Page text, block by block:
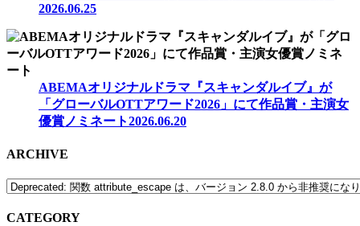
2026.06.25
ABEMAオリジナルドラマ『スキャンダルイブ』が
「グローバルOTTアワード2026」にて作品賞・主演女
優賞ノミネート2026.06.20
ARCHIVE
CATEGORY